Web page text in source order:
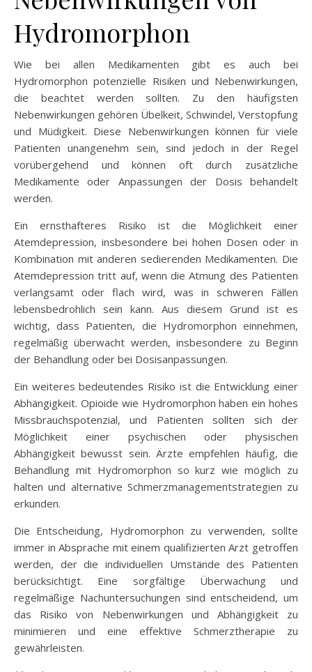
Hydromorphon
Wie bei allen Medikamenten gibt es auch bei
Hydromorphon potenzielle Risiken und Nebenwirkungen,
die beachtet werden sollten. Zu den häufigsten
Nebenwirkungen gehören Übelkeit, Schwindel, Verstopfung
und Müdigkeit. Diese Nebenwirkungen können für viele
Patienten unangenehm sein, sind jedoch in der Regel
vorübergehend und können oft durch zusätzliche
Medikamente oder Anpassungen der Dosis behandelt
werden.
Ein ernsthafteres Risiko ist die Möglichkeit einer
Atemdepression, insbesondere bei hohen Dosen oder in
Kombination mit anderen sedierenden Medikamenten. Die
Atemdepression tritt auf, wenn die Atmung des Patienten
verlangsamt oder flach wird, was in schweren Fällen
lebensbedrohlich sein kann. Aus diesem Grund ist es
wichtig, dass Patienten, die Hydromorphon einnehmen,
regelmäßig überwacht werden, insbesondere zu Beginn
der Behandlung oder bei Dosisanpassungen.
Ein weiteres bedeutendes Risiko ist die Entwicklung einer
Abhängigkeit. Opioide wie Hydromorphon haben ein hohes
Missbrauchspotenzial, und Patienten sollten sich der
Möglichkeit einer psychischen oder physischen
Abhängigkeit bewusst sein. Ärzte empfehlen häufig, die
Behandlung mit Hydromorphon so kurz wie möglich zu
halten und alternative Schmerzmanagementstrategien zu
erkunden.
Die Entscheidung, Hydromorphon zu verwenden, sollte
immer in Absprache mit einem qualifizierten Arzt getroffen
werden, der die individuellen Umstände des Patienten
berücksichtigt. Eine sorgfältige Überwachung und
regelmäßige Nachuntersuchungen sind entscheidend, um
das Risiko von Nebenwirkungen und Abhängigkeit zu
minimieren und eine effektive Schmerztherapie zu
gewährleisten.